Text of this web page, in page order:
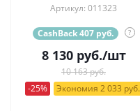
Артикул: 011323
CashBack 407 руб. ?
8 130руб./шт
10 163 руб.
-25%
Экономия 2 033 руб.